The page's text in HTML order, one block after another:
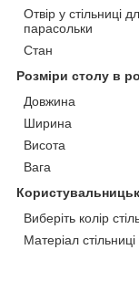
Отвір у стільниці
парасольки
Стан
Розміри столу в
Довжина
Ширина
Висота
Вага
Виберіть колір
Матеріал стільниці